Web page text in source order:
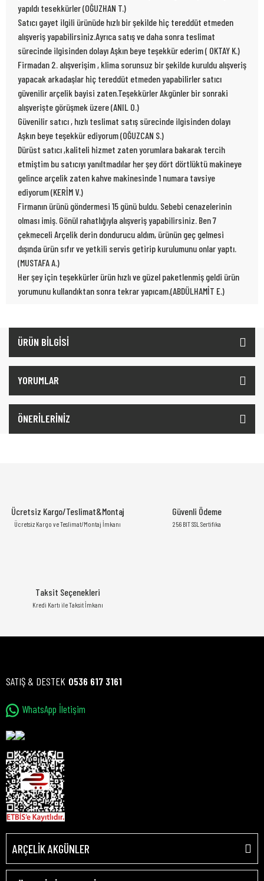
yapıldı tesekkürler (OĞUZHAN T.)
Satıcı gayet ilgili ürünüde hızlı bir şekilde hiç tereddüt etmeden
alışveriş yapabilirsiniz.Ayrıca satış ve daha sonra teslimat
sürecinde ilgisinden dolayı Aşkın beye teşekkür ederim ( OKTAY K.)
Firmadan 2. alışverişim , klima sorunsuz bir şekilde kuruldu alışveriş
yapacak arkadaşlar hiç tereddüt etmeden yapabilirler satıcı
güvenilir arçelik bayisi zaten.Teşekkürler Akgünler bir sonraki
alışverişte görüşmek üzere (ANIL O.)
Güvenilir satıcı , hızlı teslimat satış sürecinde ilgisinden dolayı
Aşkın beye teşekkür ediyorum (OĞUZCAN S.)
Dürüst satıcı ,kaliteli hizmet zaten yorumlara bakarak tercih
etmiştim bu satıcıyı yanıltmadılar her şey dört dörtlüktü makineye
gelince arçelik zaten kahve makinesinde 1 numara tavsiye
ediyorum (KERİM V.)
Firmanın ürünü göndermesi 15 günü buldu. Sebebi cenazelerinin
olması imiş. Gönül rahatlığıyla alışveriş yapabilirsiniz. Ben 7
çekmeceli Arçelik derin dondurucu aldım, ürünün geç gelmesi
dışında ürün sıfır ve yetkili servis getirip kurulumunu onlar yaptı.
(MUSTAFA A.)
Her şey için teşekkürler ürün hızlı ve güzel paketlenmiş geldi ürün
yorumunu kullandıktan sonra tekrar yapıcam.(ABDÜLHAMİT E.)
ÜRÜN BİLGİSİ
YORUMLAR
ÖNERİLERİNİZ
Ücretsiz Kargo/Teslimat&Montaj
Ücretsiz Kargo ve Teslimat/Montaj İmkanı
Güvenli Ödeme
256 BIT SSL Sertifika
Taksit Seçenekleri
Kredi Kartı ile Taksit İmkanı
SATIŞ & DESTEK 0536 617 3161
WhatsApp İletişim
ARÇELİK AKGÜNLER